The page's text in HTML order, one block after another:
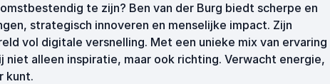
te zijn? Ben van der Burg biedt scherpe en
strategisch innoveren en menselijke impact. Zijn
vol digitale versnelling. Met een unieke mix van ervaring
alleen inspiratie, maar ook richting. Verwacht energie,
kunt.